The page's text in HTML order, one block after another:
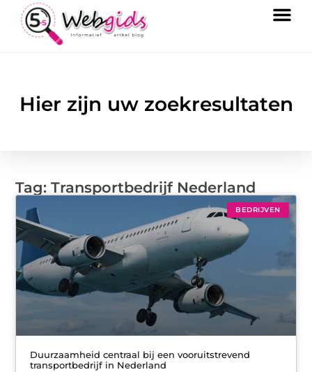
Hier zijn uw zoekresultaten
Tag: Transportbedrijf Nederland
BEDRIJVEN
Duurzaamheid centraal bij een vooruitstrevend
transportbedrijf in Nederland